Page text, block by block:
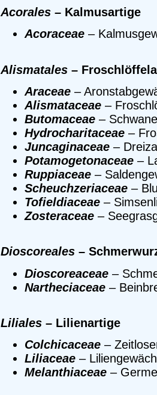
Acorales – Kalmusartige
Acoraceae –
Alismatales –
Araceae –
Alismataceae –
Butomaceae –
Hydrocharitaceae –
Juncaginaceae –
Potamogetonaceae –
Ruppiaceae –
Scheuchzeriaceae –
Tofieldiaceae –
Zosteraceae –
Dioscoreales –
Dioscoreaceae –
Nartheciaceae –
Liliales – Lilienartige
Colchicaceae –
Liliaceae –
Melanthiaceae –